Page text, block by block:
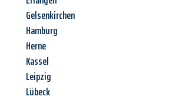
Gelsenkirchen
Hamburg
Herne
Kassel
Leipzig
Lübeck